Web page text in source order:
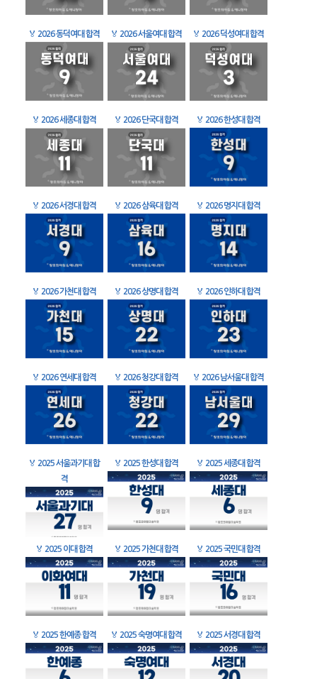
🏅 2026 동덕여대 합격 🏅 2026 서울여대 합격 🏅 2026 덕성여대 합격
🏅 2026 세종대 합격 🏅 2026 단국대 합격 🏅 2026 한성대 합격
🏅 2026 서경대 합격 🏅 2026 삼육대 합격 🏅 2026 명지대 합격
🏅 2026 가천대 합격 🏅 2026 상명대 합격 🏅 2026 인하대 합격
🏅 2026 연세대 합격 🏅 2026 청강대 합격 🏅 2026 남서울대 합격
🏅 2025 서울과기대 합
격
🏅 2025 한성대 합격 🏅 2025 세종대 합격
🏅 2025 이대 합격 🏅 2025 가천대 합격 🏅 2025 국민대 합격
🏅 2025 한예종 합격 🏅 2025 숙명여대 합격 🏅 2025 서경대 합격